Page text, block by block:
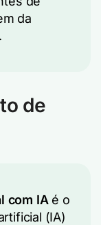
da
de
com IAé o
(IA)